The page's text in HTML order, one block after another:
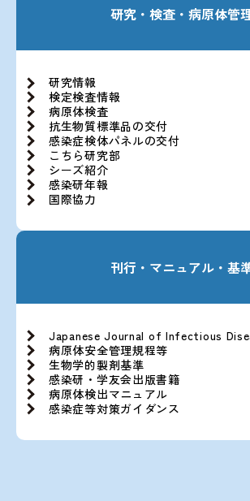
研究・検査・病原体管
研究情報
検定検査情報
病原体検査
抗生物質標準品の交付
感染症検体パネルの交付
こちら研究部
シーズ紹介
感染研年報
国際協力
刊行・マニュアル・基
Japanese Journal of Infectious
病原体安全管理規程等
生物学的製剤基準
感染研・学友会出版書籍
病原体検出マニュアル
感染症等対策ガイダンス